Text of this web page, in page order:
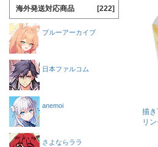
描
リ
海外発送対応商品 [222]
ブルーアーカイブ
日本ファルコム
anemoi
さよならララ